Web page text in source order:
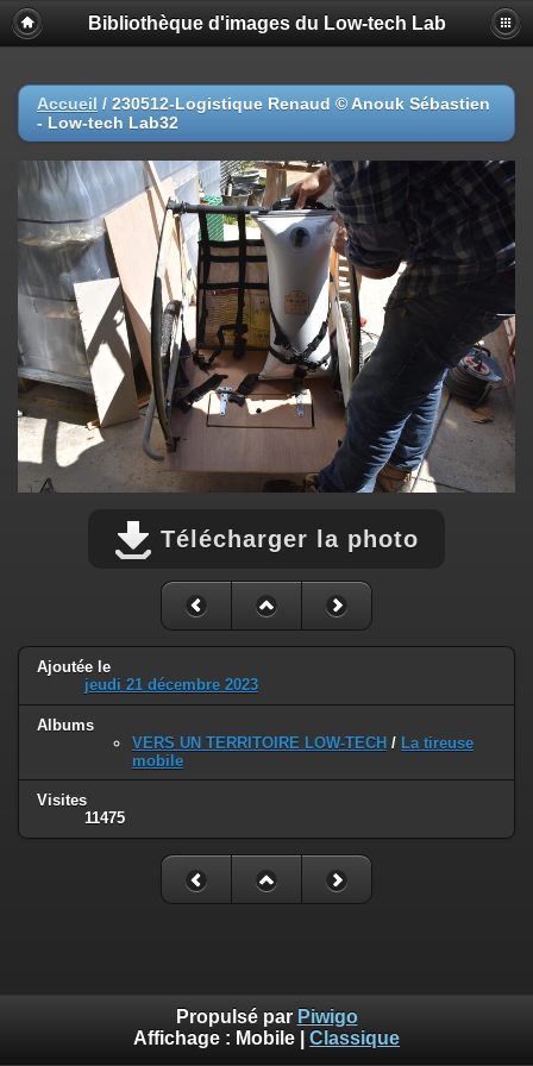
Bibliothèque d'images du Low-tech Lab
Accueil / 230512-Logistique Renaud © Anouk Sébastien
- Low-tech Lab32
Télécharger la photo
Ajoutée le
jeudi 21 décembre 2023
Albums
VERS UN TERRITOIRE LOW-TECH / La tireuse
mobile
Visites
11475
Propulsé par Piwigo
Affichage : Mobile Classique